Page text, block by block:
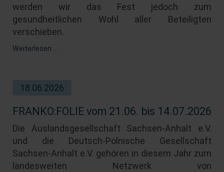
werden wir das Fest jedoch zum
gesundheitlichen Wohl aller Beteiligten
verschieben.
Weiterlesen …
18.06.2026
FRANKO:FOLIE vom 21.06. bis 14.07.2026
Die Auslandsgesellschaft Sachsen-Anhalt e.V.
und die Deutsch-Polnische Gesellschaft
Sachsen-Anhalt e.V. gehören in diesem Jahr zum
landesweiten Netzwerk von